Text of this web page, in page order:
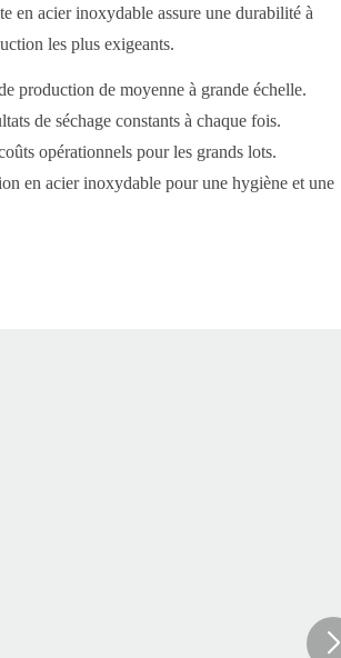
en acier inoxydable assure une durabilité à
les plus exigeants.
production de moyenne à grande échelle.
de séchage constants à chaque fois.
opérationnels pour les grands lots.
en acier inoxydable pour une hygiène et une